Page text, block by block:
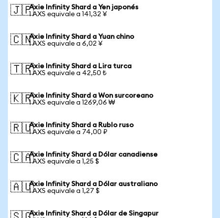
🇯🇵Axie Infinity Shard a Yen japonés
1 AXS equivale a 141,32 ¥
🇨🇳Axie Infinity Shard a Yuan chino
1 AXS equivale a 6,02 ¥
🇹🇷Axie Infinity Shard a Lira turca
1 AXS equivale a 42,50 ₺
🇰🇷Axie Infinity Shard a Won surcoreano
1 AXS equivale a 1269,06 ₩
🇷🇺Axie Infinity Shard a Rublo ruso
1 AXS equivale a 74,00 ₽
🇨🇦Axie Infinity Shard a Dólar canadiense
1 AXS equivale a 1,25 $
🇦🇺Axie Infinity Shard a Dólar australiano
1 AXS equivale a 1,27 $
Axie Infinity Shard a Dólar de Singapur